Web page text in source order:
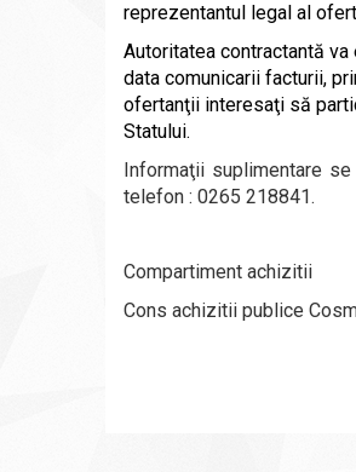
reprezentantul legal al
Autoritatea contractantă
data comunicarii facturii,
ofertanţii interesaţi să
Statului.
Informaţii suplimentare
telefon : 0265 218841.
Compartiment achizitii
Cons achizitii publice